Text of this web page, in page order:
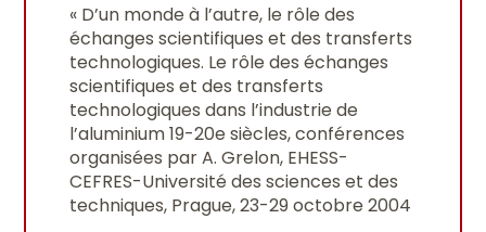
« D’un monde à l’autre, le rôle des
échanges scientifiques et des transferts
technologiques. Le rôle des échanges
scientifiques et des transferts
technologiques dans l’industrie de
l’aluminium 19-20e siècles, conférences
organisées par A. Grelon, EHESS-
CEFRES-Université des sciences et des
techniques, Prague, 23-29 octobre 2004